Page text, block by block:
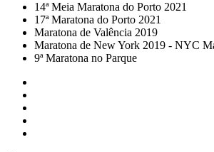
14ª Meia Maratona do Porto 2021
17ª Maratona do Porto 2021
Maratona de Valência 2019
Maratona de New York 2019 - NYC
9ª Maratona no Parque